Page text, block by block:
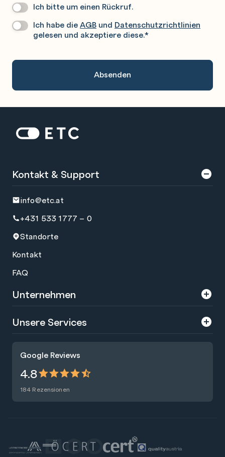
Wir
Sie
Ich bitte um einen Rückruf.
Datenschutz*
Ich habe dieAGB und Datenschutzrichtlinien
gelesen und akzeptiere diese.*
Startseite: ETC
Google Reviews
4.8
184 Rezensionen
Kontakt & Support
info@etc.at
+431 533 1777 – 0
Standorte
Kontakt
FAQ
Unternehmen
Über uns
Presse
Nachhaltigkeit
Blog
Unsere Services
Raummiete